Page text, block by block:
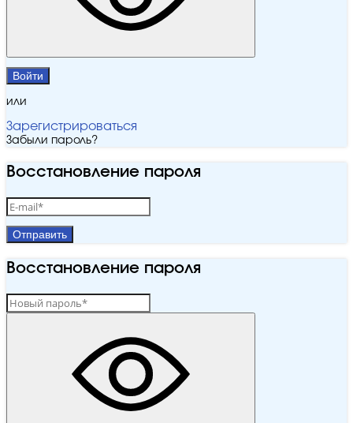
Войти
или
Зарегистрироваться
Забыли пароль?
Восстановление пароля
Отправить
Восстановление пароля